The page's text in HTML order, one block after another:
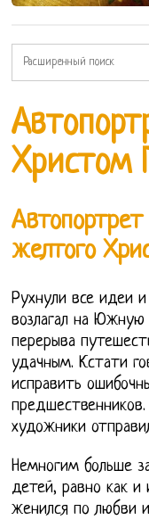
Христом
желтого
Рухнули все идеи
возлагал на Южную
перерыва
удачным. Кстати
исправить
художники
Немногим больше
детей, равно как и
женился по любви